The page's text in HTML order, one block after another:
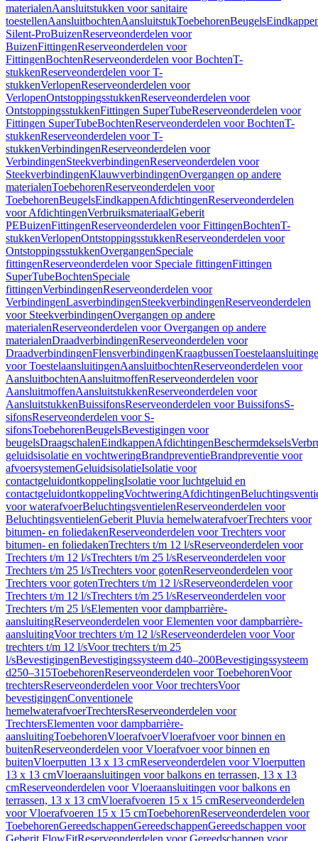
materialenAansluitstukken voor sanitaire
toestellenAansluitbochtenAansluitstukToebehorenBeugels
Silent-ProBuizenReserveonderdelen voor
BuizenFittingenReserveonderdelen voor
FittingenBochtenReserveonderdelen voor BochtenT-
stukkenReserveonderdelen voor T-
stukkenVerlopenReserveonderdelen voor
VerlopenOntstoppingsstukkenReserveonderdelen voor
OntstoppingsstukkenFittingen SuperTubeReserveonderdelen voor
Fittingen SuperTubeBochtenReserveonderdelen voor BochtenT-
stukkenReserveonderdelen voor T-
stukkenVerbindingenReserveonderdelen voor
VerbindingenSteekverbindingenReserveonderdelen voor
SteekverbindingenKlauwverbindingenOvergangen op andere
materialenToebehorenReserveonderdelen voor
ToebehorenBeugelsEindkappenAfdichtingenReserveonderdelen
voor AfdichtingenVerbruiksmateriaalGeberit
PEBuizenFittingenReserveonderdelen voor FittingenBochtenT-
stukkenVerlopenOntstoppingsstukkenReserveonderdelen voor
OntstoppingsstukkenOvergangenSpeciale
fittingenReserveonderdelen voor Speciale fittingenFittingen
SuperTubeBochtenSpeciale
fittingenVerbindingenReserveonderdelen voor
VerbindingenLasverbindingenSteekverbindingenReserveonderdelen
voor SteekverbindingenOvergangen op andere
materialenReserveonderdelen voor Overgangen op andere
materialenDraadverbindingenReserveonderdelen voor
DraadverbindingenFlensverbindingenKraagbussen
voor ToestelaansluitingenAansluitbochtenReserveonderdelen voor
AansluitbochtenAansluitmoffenReserveonderdelen voor
AansluitmoffenAansluitstukkenReserveonderdelen voor
AansluitstukkenBuissifonsReserveonderdelen voor BuissifonsS-
sifonsReserveonderdelen voor S-
sifonsToebehorenBeugelsBevestigingen voor
beugelsDraagschalenEindkappenAfdichtingenBeschermdeksels
geluidsisolatie en vochtweringBrandpreventieBrandpreventie voor
afvoersystemenGeluidsisolatieIsolatie voor
contactgeluidontkoppelingIsolatie voor luchtgeluid en
contactgeluidontkoppelingVochtweringAfdichtingen
voor waterafvoerBeluchtingsventielenReserveonderdelen voor
BeluchtingsventielenGeberit Pluvia hemelwaterafvoerTrechters voor
bitumen- en foliedakenReserveonderdelen voor Trechters voor
bitumen- en foliedakenTrechters t/m 12 l/sReserveonderdelen voor
Trechters t/m 12 l/sTrechters t/m 25 l/sReserveonderdelen voor
Trechters t/m 25 l/sTrechters voor gotenReserveonderdelen voor
Trechters voor gotenTrechters t/m 12 l/sReserveonderdelen voor
Trechters t/m 12 l/sTrechters t/m 25 l/sReserveonderdelen voor
Trechters t/m 25 l/sElementen voor dampbarrière-
aansluitingReserveonderdelen voor Elementen voor dampbarrière-
aansluitingVoor trechters t/m 12 l/sReserveonderdelen voor Voor
trechters t/m 12 l/sVoor trechters t/m 25
l/sBevestigingenBevestigingssysteem d40–200Bevestigingssysteem
d250–315ToebehorenReserveonderdelen voor ToebehorenVoor
trechtersReserveonderdelen voor Voor trechtersVoor
bevestigingenConventionele
hemelwaterafvoerTrechtersReserveonderdelen voor
TrechtersElementen voor dampbarrière-
aansluitingToebehorenVloerafvoerVloerafvoer voor binnen en
buitenReserveonderdelen voor Vloerafvoer voor binnen en
buitenVloerputten 13 x 13 cmReserveonderdelen voor Vloerputten
13 x 13 cmVloeraansluitingen voor balkons en terrassen, 13 x 13
cmReserveonderdelen voor Vloeraansluitingen voor balkons en
terrassen, 13 x 13 cmVloerafvoeren 15 x 15 cmReserveonderdelen
voor Vloerafvoeren 15 x 15 cmToebehorenReserveonderdelen voor
ToebehorenGereedschappenGereedschappenGereedschappen voor
Geberit FlowFitReserveonderdelen voor Gereedschappen voor